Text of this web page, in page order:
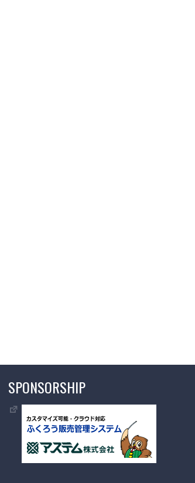
SPONSORSHIP